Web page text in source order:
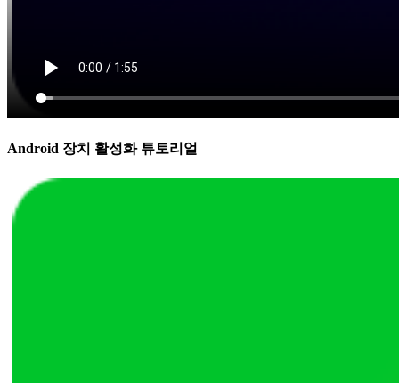
Android 장치 활성화 튜토리얼